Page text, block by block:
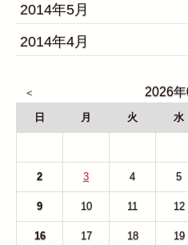
2014年5月
2014年4月
2026年
日 月 火 水
2 3 4 5
9 10 11 12
16 17 18 19